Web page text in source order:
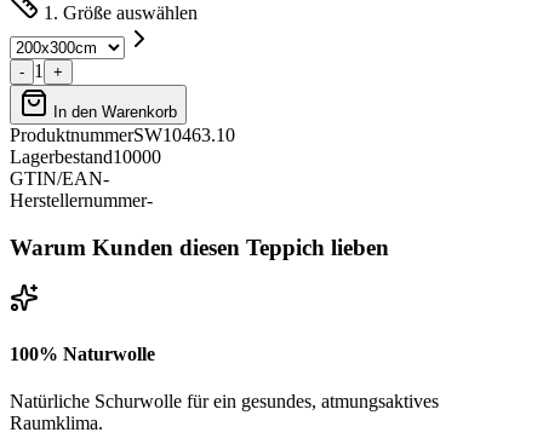
1. Größe auswählen
- 1 +
In den Warenkorb
ProduktnummerSW10463.10
Lagerbestand10000
GTIN/EAN-
Herstellernummer-
Warum Kunden diesen Teppich lieben
100% Naturwolle
Natürliche Schurwolle für ein gesundes, atmungsaktives
Raumklima.